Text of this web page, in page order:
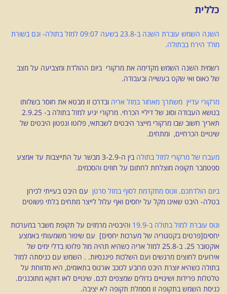
כללית
השנה השמש עוברת השנה ב-23.8 בשעה 09:07 למזל בתולה- וגם בשורת
מולד הירח בבתולה.
רשמית השנה השמש מקדימה את מרקורי ביום ההולדת ומצביעה על מצב
של כאוס ואי שקט בעשייה ובעבודה.
מרקורי עדיין משתרך מאחור במזל אריה ובדרכו זו מבטא את חוסר בשלותו
בנושא העבודה וסוג של דיליי הכרחי. מרקורי יגיע למזל בתולה ב- 2.9.25
תאריך חשוב שבו מרקורי מייצר היבטים לשבתאי, פלוטו ונפטון היבטים של
שינויים הכרחיים, ומתחים.
מעברו של מרקורי למזל בתולה
בין ה-3-2.9 מבשר על התייצבות עד אמצע
ספטמבר תקופה מוצלחת לחתום על חוזים והסכמים.
ביום הולדתכם. וונוס מתקדמת לסוף במזל סרטן עם היבט בעייתי לכירון
בטלה- היבט שאינו מקל על יחסים ואף עלול לייצר מתחים בלתי פשוטים
ונוס עוברת למזל בתולה ב-19.9
והיבטיה מרמזים על תקופת משבר במערכות
יחסים[פרטים בקטגוריה של מערכות יחסים] עם שיפור משמעותי באמצע
אוקטובר 25. ב-25.8 למזל אריה כשהיא תהיה מול פלוטו בדלי ימים של
אירועים לחוצים מרגשים ועם השלכות פיננסיות. . השמש עם כניסתה למזל
בתולה כשהיא יוצרת היבט מרובע לכוכב אורנוס בתאומים, היא מדווחת על
טלטלות פרידות ושינויים גדולים שמצפים לכם. שינויים לאו דווקא מתוכננים.
כניסת השמש בתקופה זו מסמלת תקופה לא יציבה.